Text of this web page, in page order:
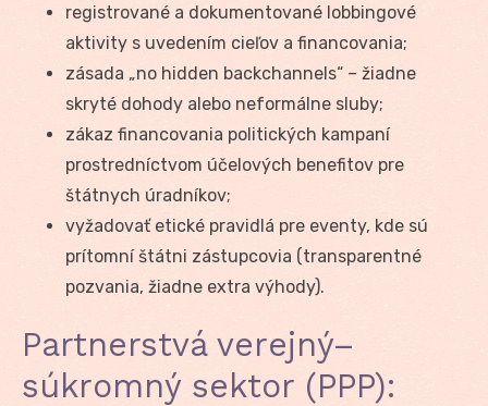
registrované a dokumentované lobbingové
aktivity s uvedením cieľov a financovania;
zásada „no hidden backchannels“ – žiadne
skryté dohody alebo neformálne sluby;
zákaz financovania politických kampaní
prostredníctvom účelových benefitov pre
štátnych úradníkov;
vyžadovať etické pravidlá pre eventy, kde sú
prítomní štátni zástupcovia (transparentné
pozvania, žiadne extra výhody).
Partnerstvá verejný–
súkromný sektor (PPP):